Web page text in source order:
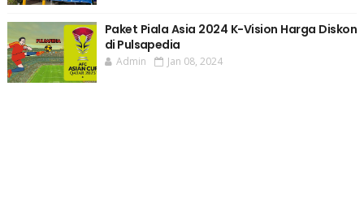
Paket Piala Asia 2024 K-Vision Harga Diskon
di Pulsapedia
Admin Jan 08, 2024